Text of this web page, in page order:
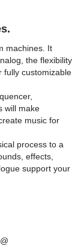
machines. It
the flexibility
fully customizable
will make
music for
process to a
effects,
support your